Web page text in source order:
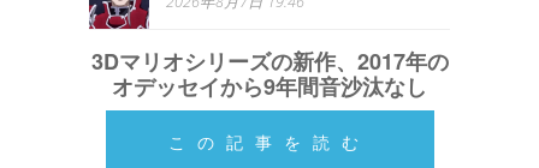
3Dマリオシリーズの新作、2017年の
オデッセイから9年間音沙汰なし
この記事を読む